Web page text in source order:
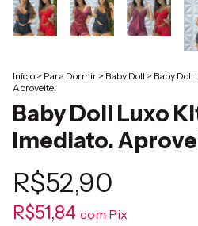
Início > Para Dormir > Baby Doll > Baby Doll
Aproveite!
Baby Doll Luxo
Imediato.
R$52,90
R$51,84 com Pix